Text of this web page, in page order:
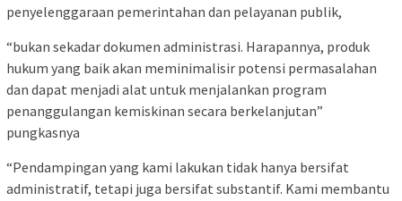
penyelenggaraan pemerintahan dan pelayanan publik,
“bukan sekadar dokumen administrasi. Harapannya, produk
hukum yang baik akan meminimalisir potensi permasalahan
dan dapat menjadi alat untuk menjalankan program
penanggulangan kemiskinan secara berkelanjutan”
pungkasnya
“Pendampingan yang kami lakukan tidak hanya bersifat
administratif, tetapi juga bersifat substantif. Kami membantu